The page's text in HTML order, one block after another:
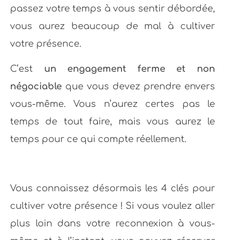
passez votre temps à vous sentir débordée,
vous aurez beaucoup de mal à cultiver
votre présence.
C’est un engagement ferme et non
négociable que vous devez prendre envers
vous-même. Vous n’aurez certes pas le
temps de tout faire, mais vous aurez le
temps pour ce qui compte réellement.
Vous connaissez désormais les 4 clés pour
cultiver votre présence ! Si vous voulez aller
plus loin dans votre reconnexion à vous-